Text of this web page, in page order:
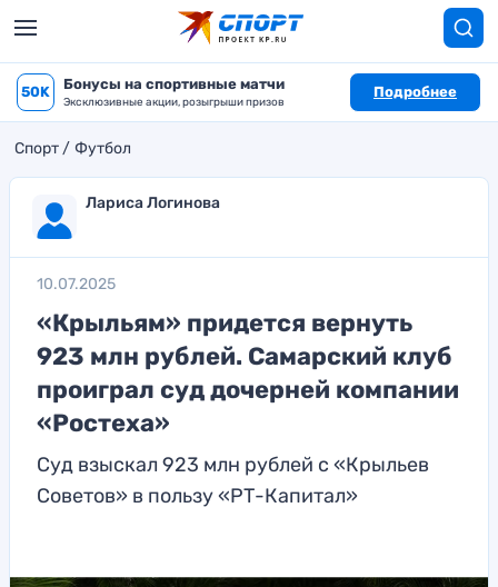
50K Бонусы на спортивные матчи
Эксклюзивные акции, розыгрыши призов
Подробнее
Спорт Футбол
Лариса Логинова
10.07.2025
«Крыльям» придется вернуть
923 млн рублей. Самарский клуб
проиграл суд дочерней компании
«Ростеха»
Суд взыскал 923 млн рублей с «Крыльев
Советов» в пользу «РТ-Капитал»